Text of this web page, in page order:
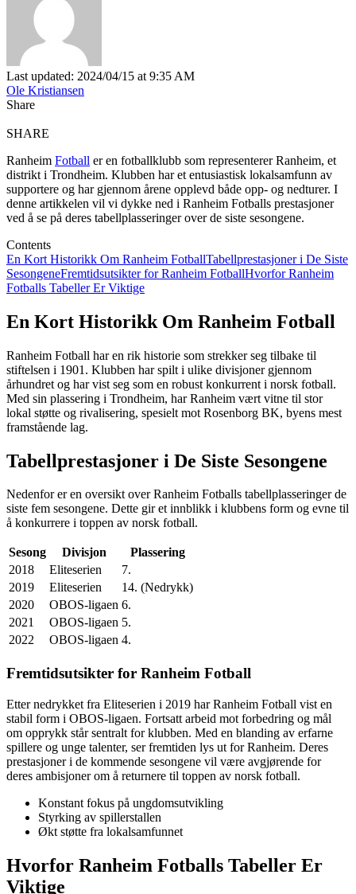
Last updated: 2024/04/15 at 9:35 AM
Ole Kristiansen
Share
SHARE
Ranheim Fotball er en fotballklubb som representerer Ranheim, et
distrikt i Trondheim. Klubben har et entusiastisk lokalsamfunn av
supportere og har gjennom årene opplevd både opp- og nedturer. I
denne artikkelen vil vi dykke ned i Ranheim Fotballs prestasjoner
ved å se på deres tabellplasseringer over de siste sesongene.
Contents
En Kort Historikk Om Ranheim FotballTabellprestasjoner i De Siste
SesongeneFremtidsutsikter for Ranheim FotballHvorfor Ranheim
Fotballs Tabeller Er Viktige
En Kort Historikk Om Ranheim Fotball
Ranheim Fotball har en rik historie som strekker seg tilbake til
stiftelsen i 1901. Klubben har spilt i ulike divisjoner gjennom
århundret og har vist seg som en robust konkurrent i norsk fotball.
Med sin plassering i Trondheim, har Ranheim vært vitne til stor
lokal støtte og rivalisering, spesielt mot Rosenborg BK, byens mest
framstående lag.
Tabellprestasjoner i De Siste Sesongene
Nedenfor er en oversikt over Ranheim Fotballs tabellplasseringer de
siste fem sesongene. Dette gir et innblikk i klubbens form og evne til
å konkurrere i toppen av norsk fotball.
Sesong Divisjon
Plassering
2018
Eliteserien
7.
2019
Eliteserien
14. (Nedrykk)
2020
OBOS-ligaen 6.
2021
OBOS-ligaen 5.
2022
OBOS-ligaen 4.
Fremtidsutsikter for Ranheim Fotball
Etter nedrykket fra Eliteserien i 2019 har Ranheim Fotball vist en
stabil form i OBOS-ligaen. Fortsatt arbeid mot forbedring og mål
om opprykk står sentralt for klubben. Med en blanding av erfarne
spillere og unge talenter, ser fremtiden lys ut for Ranheim. Deres
prestasjoner i de kommende sesongene vil være avgjørende for
deres ambisjoner om å returnere til toppen av norsk fotball.
Konstant fokus på ungdomsutvikling
Styrking av spillerstallen
Økt støtte fra lokalsamfunnet
Hvorfor Ranheim Fotballs Tabeller Er
Viktige